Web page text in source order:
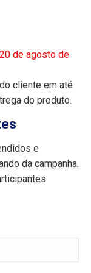
de agosto de
cliente em até
do produto.
e
da campanha.